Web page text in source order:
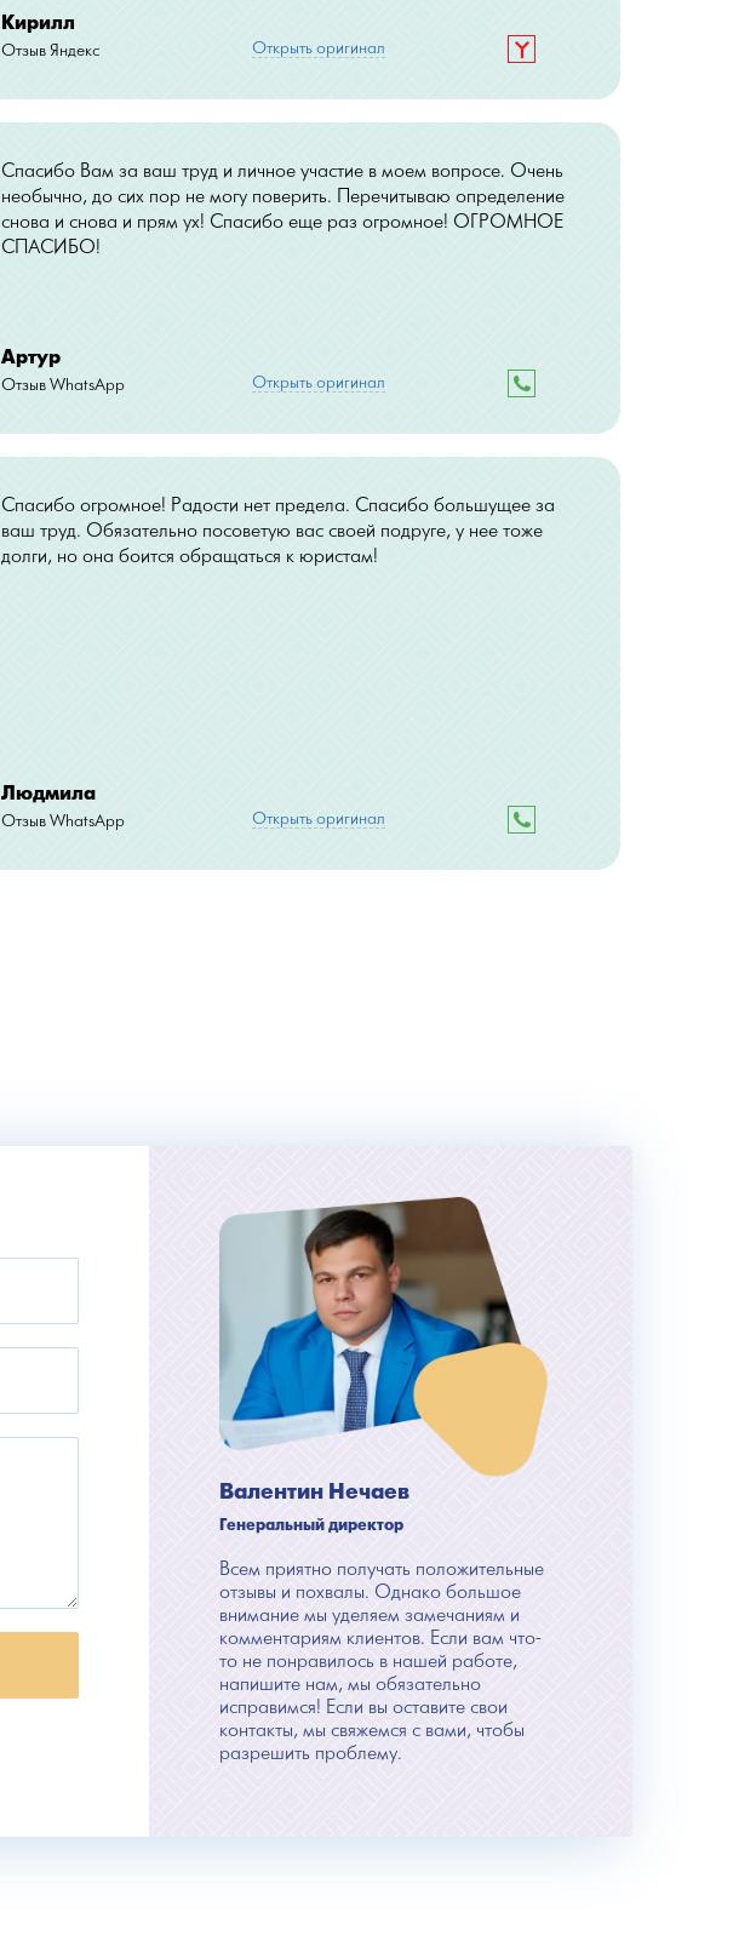
Кирилл
Отзыв Яндекс Открыть оригинал
Спасибо Вам за ваш труд и личное участие в моем вопросе. Очень
необычно, до сих пор не могу поверить. Перечитываю определение
снова и снова и прям ух! Спасибо еще раз огромное! ОГРОМНОЕ
СПАСИБО!
Артур
Отзыв WhatsApp Открыть оригинал
Спасибо огромное! Радости нет предела. Спасибо большущее за
ваш труд. Обязательно посоветую вас своей подруге, у нее тоже
долги, но она боится обращаться к юристам!
Людмила
Отзыв WhatsApp Открыть оригинал
Валентин Нечаев
Генеральный директор
Всем приятно получать положительные
отзывы и похвалы. Однако большое
внимание мы уделяем замечаниям и
комментариям клиентов. Если вам что-
то не понравилось в нашей работе,
напишите нам, мы обязательно
исправимся! Если вы оставите свои
контакты, мы свяжемся с вами, чтобы
разрешить проблему.